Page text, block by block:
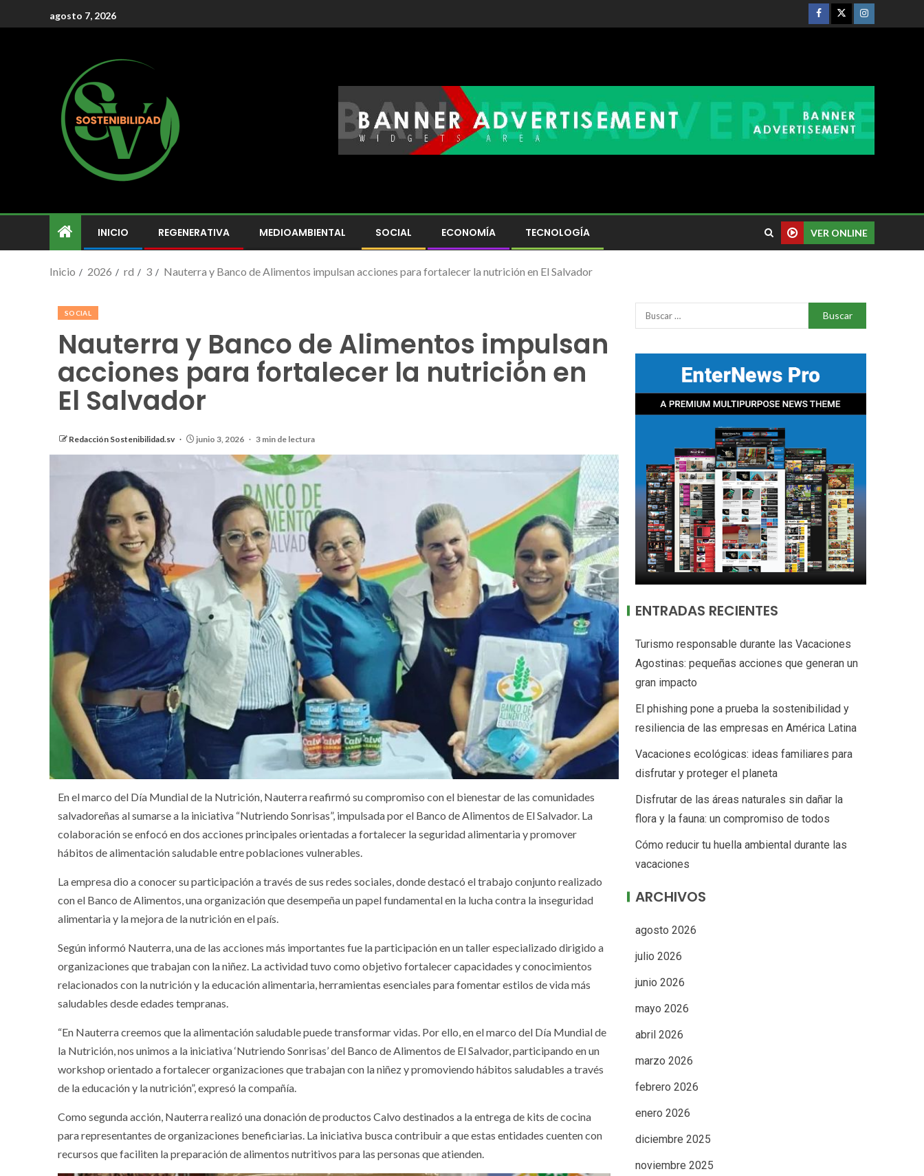
agosto 7, 2026
INICIO REGENERATIVA MEDIOAMBIENTAL SOCIAL ECONOMÍA TECNOLOGÍA VER ONLINE
Inicio 2026 rd 3 Nauterra y Banco de Alimentos impulsan acciones para fortalecer la nutrición en El Salvador
SOCIAL
Nauterra y Banco de Alimentos impulsan
acciones para fortalecer la nutrición en
El Salvador
Redacción Sostenibilidad.sv junio 3, 2026 3 min de lectura
En el marco del Día Mundial de la Nutrición, Nauterra reafirmó su compromiso con el bienestar de las comunidades
salvadoreñas al sumarse a la iniciativa “Nutriendo Sonrisas”, impulsada por el Banco de Alimentos de El Salvador. La
colaboración se enfocó en dos acciones principales orientadas a fortalecer la seguridad alimentaria y promover
hábitos de alimentación saludable entre poblaciones vulnerables.
La empresa dio a conocer su participación a través de sus redes sociales, donde destacó el trabajo conjunto realizado
con el Banco de Alimentos, una organización que desempeña un papel fundamental en la lucha contra la inseguridad
alimentaria y la mejora de la nutrición en el país.
Según informó Nauterra, una de las acciones más importantes fue la participación en un taller especializado dirigido a
organizaciones que trabajan con la niñez. La actividad tuvo como objetivo fortalecer capacidades y conocimientos
relacionados con la nutrición y la educación alimentaria, herramientas esenciales para fomentar estilos de vida más
saludables desde edades tempranas.
“En Nauterra creemos que la alimentación saludable puede transformar vidas. Por ello, en el marco del Día Mundial de
la Nutrición, nos unimos a la iniciativa ‘Nutriendo Sonrisas’ del Banco de Alimentos de El Salvador, participando en un
workshop orientado a fortalecer organizaciones que trabajan con la niñez y promoviendo hábitos saludables a través
de la educación y la nutrición”, expresó la compañía.
Como segunda acción, Nauterra realizó una donación de productos Calvo destinados a la entrega de kits de cocina
para representantes de organizaciones beneficiarias. La iniciativa busca contribuir a que estas entidades cuenten con
recursos que faciliten la preparación de alimentos nutritivos para las personas que atienden.
ENTRADAS RECIENTES
Turismo responsable durante las Vacaciones
Agostinas: pequeñas acciones que generan un
gran impacto
El phishing pone a prueba la sostenibilidad y
resiliencia de las empresas en América Latina
Vacaciones ecológicas: ideas familiares para
disfrutar y proteger el planeta
Disfrutar de las áreas naturales sin dañar la
flora y la fauna: un compromiso de todos
Cómo reducir tu huella ambiental durante las
vacaciones
ARCHIVOS
agosto 2026
julio 2026
junio 2026
mayo 2026
abril 2026
marzo 2026
febrero 2026
enero 2026
diciembre 2025
noviembre 2025